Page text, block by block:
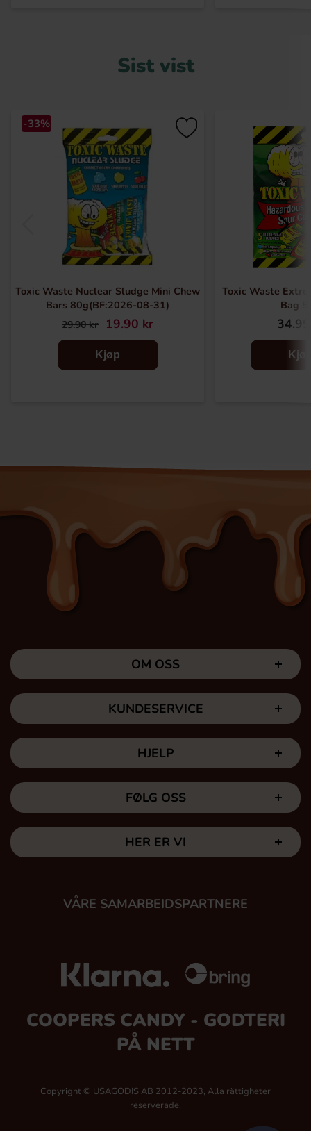
Sist vist
-33%
Toxic Waste Nuclear Sludge Mini Chew
Bars 80g(BF:2026-08-31)
29.90 kr 19.90 kr
Kjøp
Toxic Waste
Bag
OM OSS
KUNDESERVICE
HJELP
FØLG OSS
HER ER VI
VÅRE SAMARBEIDSPARTNERE
COOPERS CANDY - GODTERI
PÅ NETT
Copyright © USAGODIS AB 2012-2023, Alla rättigheter
reserverade.